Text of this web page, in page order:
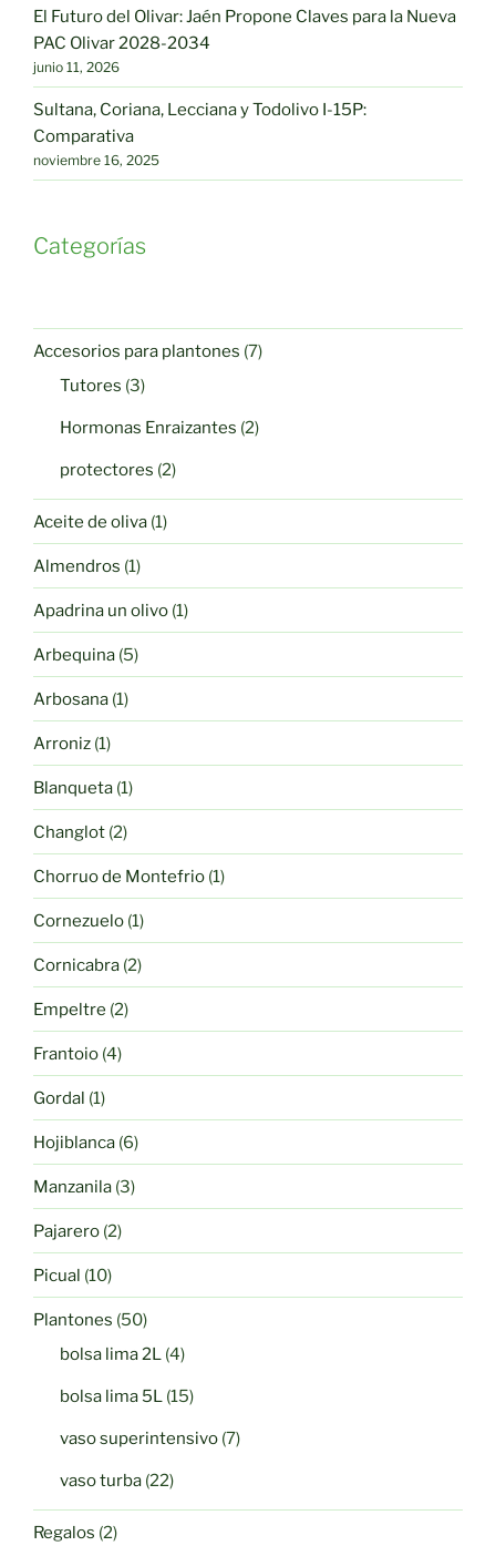
El Futuro del Olivar: Jaén Propone Claves para la Nueva
PAC Olivar 2028-2034
junio 11, 2026
Sultana, Coriana, Lecciana y Todolivo I-15P:
Comparativa
noviembre 16, 2025
Categorías
Accesorios para plantones 77
Tutores 33
Hormonas Enraizantes 22
protectores 22
productos
Aceite de oliva 11
producto
Almendros 11
producto
Apadrina un olivo 11
producto
Arbequina 55
productos
Arbosana 11
producto
Arroniz 11
producto
Blanqueta 11
producto
Changlot 22
productos
Chorruo de Montefrio 11
producto
Cornezuelo 11
producto
Cornicabra 22
productos
Empeltre 22
productos
Frantoio 44
productos
Gordal 11
producto
Hojiblanca 66
productos
Manzanila 33
productos
Pajarero 22
productos
Picual 1010
productos
Plantones 5050
productos
bolsa lima 2L 44
bolsa lima 5L 1515
vaso superintensivo 77
vaso turba 2222
productos
Regalos 22